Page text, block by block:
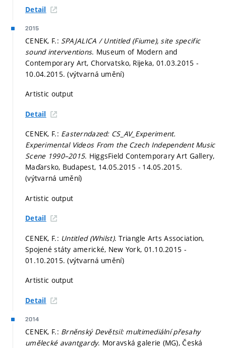
Detail
2015
CENEK, F.: SPAJALICA / Untitled (Fiume), site specific
sound interventions. Museum of Modern and
Contemporary Art, Chorvatsko, Rijeka, 01.03.2015 -
10.04.2015. (výtvarná umění)
Artistic output
Detail
CENEK, F.: Easterndazed: CS_AV_Experiment.
Experimental Videos From the Czech Independent Music
Scene 1990–2015. HiggsField Contemporary Art Gallery,
Maďarsko, Budapest, 14.05.2015 - 14.05.2015.
(výtvarná umění)
Artistic output
Detail
CENEK, F.: Untitled (Whilst). Triangle Arts Association,
Spojené státy americké, New York, 01.10.2015 -
01.10.2015. (výtvarná umění)
Artistic output
Detail
2014
CENEK, F.: Brněnský Devětsil: multimediální přesahy
umělecké avantgardy. Moravská galerie (MG), Česká